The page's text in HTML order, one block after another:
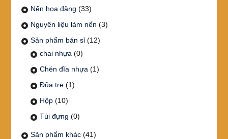
Nến hoa đăng (33)
Nguyên liệu làm nến (3)
Sản phẩm bán sỉ (12)
chai nhựa (0)
Chén đĩa nhựa (1)
Đũa tre (1)
Hộp (10)
Túi đựng (0)
Sản phẩm khác (41)